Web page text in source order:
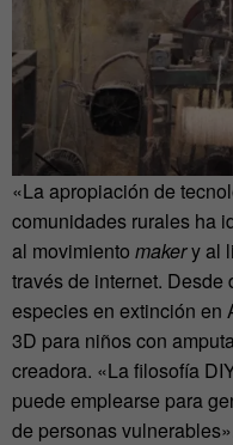
«La apropiación de
comunidades rurales ha
al movimiento makery al
través de internet.
especies en extinción en
3D para niños con
creadora. «La filosofía
puede emplearse para
de personas